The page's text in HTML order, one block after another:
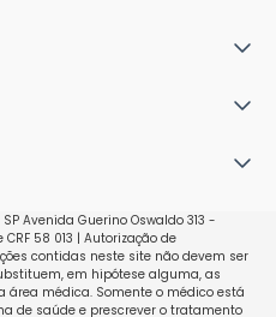
Avenida Guerino Oswaldo 313 -
58 013 | Autorização de
contidas neste site não devem ser
em hipótese alguma, as
área médica. Somente o médico está
de saúde e prescrever o tratamento